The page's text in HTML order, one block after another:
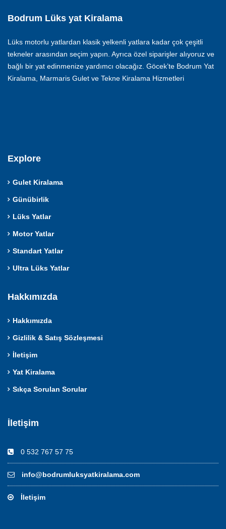
Bodrum Lüks yat Kiralama
Lüks motorlu yatlardan klasik yelkenli yatlara kadar çok çeşitli
tekneler arasından seçim yapın. Ayrıca özel siparişler alıyoruz ve
bağlı bir yat edinmenize yardımcı olacağız. Göcek’te Bodrum Yat
Kiralama, Marmaris Gulet ve Tekne Kiralama Hizmetleri
Explore
Gulet Kiralama
Günübirlik
Lüks Yatlar
Motor Yatlar
Standart Yatlar
Ultra Lüks Yatlar
Hakkımızda
Hakkımızda
Gizlilik & Satış Sözleşmesi
İletişim
Yat Kiralama
Sıkça Sorulan Sorular
İletişim
0 532 767 57 75
info@bodrumluksyatkiralama.com
İletişim